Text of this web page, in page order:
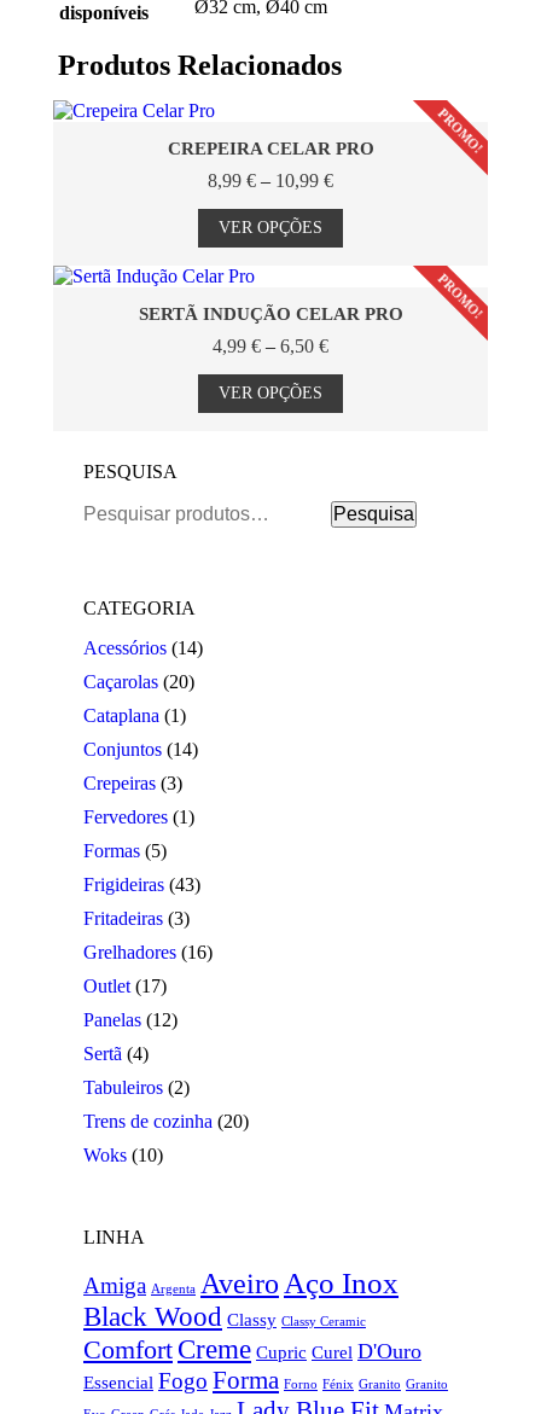
disponíveis
Ø32 cm, Ø40 cm
Produtos Relacionados
PROMO!
CREPEIRA CELAR PRO
8,99 € – 10,99 €Price
through
VER OPÇÕES
has
The
be
on
PROMO!
SERTÃ INDUÇÃO CELAR PRO
4,99 € – 6,50 €Price
through
VER OPÇÕES
has
options
may
PESQUISA
Pesquisar
Pesquisa
CATEGORIA
Acessórios (14)
Caçarolas (20)
Cataplana (1)
Conjuntos (14)
Crepeiras (3)
Fervedores (1)
Formas (5)
Frigideiras (43)
Fritadeiras (3)
Grelhadores (16)
Outlet (17)
Panelas (12)
Sertã (4)
Tabuleiros (2)
Trens de cozinha (20)
Woks (10)
LINHA
Amiga Argenta Aveiro Aço Inox
Black Wood Classy Classy Ceramic
Comfort Creme Cupric Curel D'Ouro
Essencial Fogo Forma Forno Fénix Granito Granito